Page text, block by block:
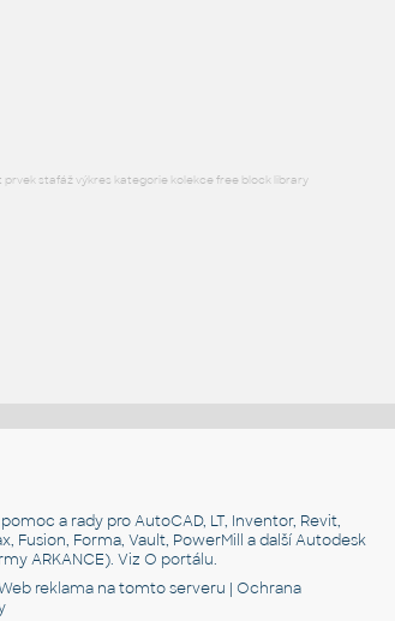
stafáž výkres kategorie kolekce free block library
a rady pro AutoCAD, LT, Inventor, Revit,
Fusion, Forma, Vault, PowerMill a další Autodesk
ARKANCE). VizO portálu.
reklama na tomto serveru |Ochrana